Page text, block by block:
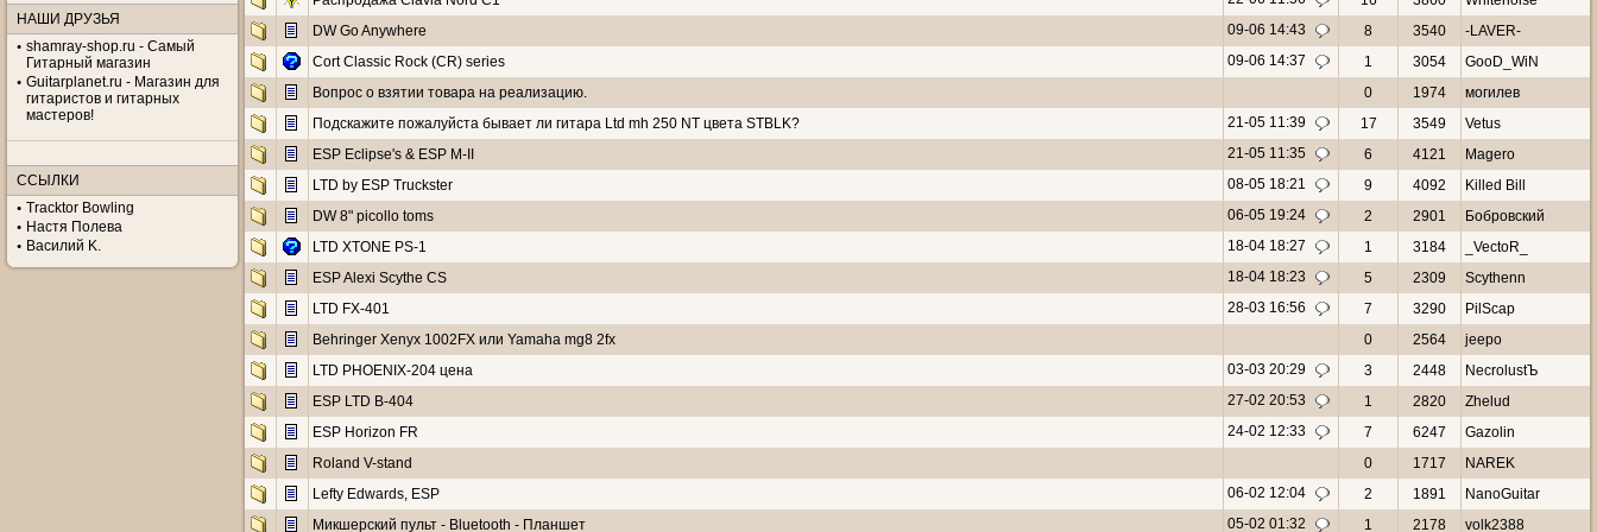
НАШИ ДРУЗЬЯ
shamray-shop.ru - Самый
Гитарный магазин
Guitarplanet.ru - Магазин для
гитаристов и гитарных
мастеров!
ССЫЛКИ
Tracktor Bowling
Настя Полева
Василий K.
DW Go Anywhere
09-06 14:43 8 3540
-LAVER-
Cort Classic Rock (CR) series
09-06 14:37 1 3054
GooD_WiN
Вопрос о взятии товара на реализацию.
0 1974
могилев
Подскажите пожалуйста бывает ли гитара Ltd mh 250 NT цвета STBLK?
21-05 11:39 17 3549
Vetus
ESP Eclipse's & ESP M-II
21-05 11:35 6 4121
Magero
LTD by ESP Truckster
08-05 18:21 9 4092
Killed Bill
DW 8" picollo toms
06-05 19:24 2 2901
Бобровский
LTD XTONE PS-1
18-04 18:27 1 3184
_VectoR_
ESP Alexi Scythe CS
18-04 18:23 5 2309
Scythenn
LTD FX-401
28-03 16:56 7 3290
PilScap
Behringer Xenyx 1002FX или Yamaha mg8 2fx
0 2564
jeepo
LTD PHOENIX-204 цена
03-03 20:29 3 2448
NecrolustЪ
ESP LTD B-404
27-02 20:53 1 2820
Zhelud
ESP Horizon FR
24-02 12:33 7 6247
Gazolin
Roland V-stand
0 1717
NAREK
Lefty Edwards, ESP
06-02 12:04 2 1891
NanoGuitar
Микшерский пульт - Bluetooth - Планшет
05-02 01:32 1 2178
volk2388